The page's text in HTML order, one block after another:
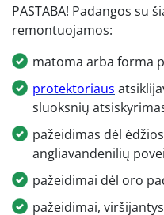
PASTABA! Padangos su
remontuojamos:
matoma arba forma
protektoriaus
sluoksnių
pažeidimas dėl
angliavandenilių
pažeidimai dėl oro
pažeidimai,